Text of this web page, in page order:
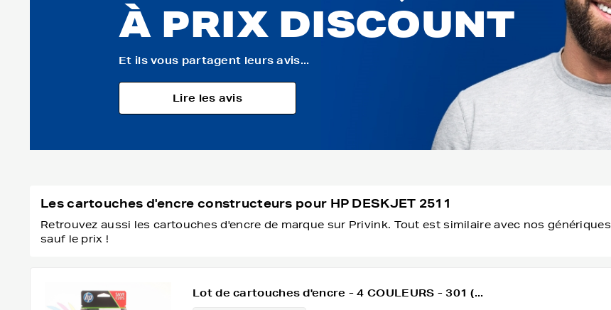
À PRIX DISCOUNT
Et ils vous partagent leurs avis...
Lire les avis
Les cartouches d'encre constructeurs pour HP DESKJET 2511
Retrouvez aussi les cartouches d'encre de marque sur Privink. Tout est similaire avec nos génériques
sauf le prix !
Lot de cartouches d'encre - 4 COULEURS - 301 (...